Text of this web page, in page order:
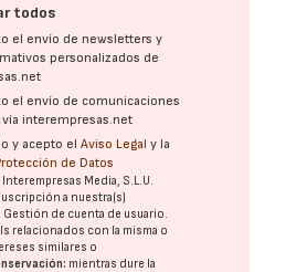
todos
el envío de newsletters y
personalizados de
el envío de comunicaciones
interempresas.net
y acepto elAviso Legal y la
de Datos
Interempresas Media, S.L.U.
a nuestra(s)
de cuenta de usuario.
relacionados con la misma o
similares o
mientras dure la